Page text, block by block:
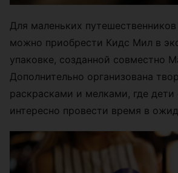
Для маленьких
можно приобрести Кидс Мил в
упаковке, созданной совместно
Дополнительно организована
раскрасками и мелками, где дети
интересно провести время в